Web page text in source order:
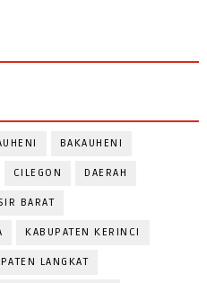
BAKAUHENI
CILEGON DAERAH
BARAT
KABUPATEN KERINCI
LANGKAT